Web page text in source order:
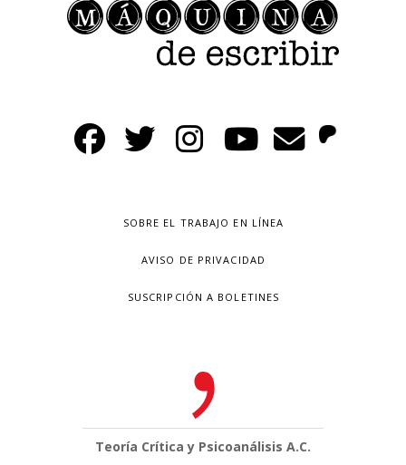
SOBRE EL TRABAJO EN LÍNEA
AVISO DE PRIVACIDAD
SUSCRIPCIÓN A BOLETINES
Teoría Crítica y Psicoanálisis A.C.